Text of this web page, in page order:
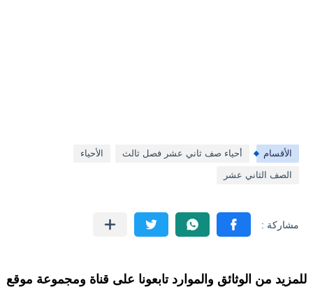
الأقسام أحياء صف ثاني عشر فصل ثالث الأحياء
الصف الثاني عشر
للمزيد من الوثائق والموارد تابعونا على قناة ومجموعة موقع